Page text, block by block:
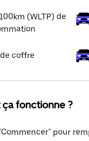
(WLTP) de
coffre
fonctionne ?
pour